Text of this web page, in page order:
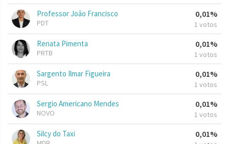
Professor João Francisco
PDT
0,01%
1 votos
Renata Pimenta
PRTB
0,01%
1 votos
Sargento Ilmar Figueira
PSL
0,01%
1 votos
Sergio Americano Mendes
NOVO
0,01%
1 votos
Silcy do Taxi 0,01%